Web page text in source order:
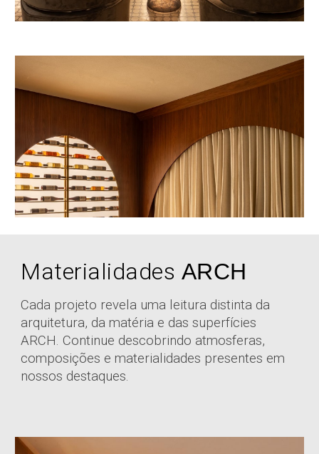
Materialidades ARCH
Cada projeto revela uma leitura distinta da
arquitetura, da matéria e das superfícies
ARCH. Continue descobrindo atmosferas,
composições e materialidades presentes em
nossos destaques.